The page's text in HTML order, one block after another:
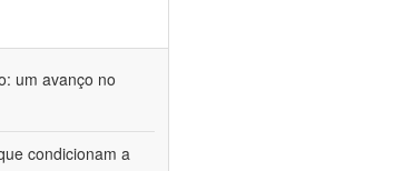
um avanço no
condicionam a